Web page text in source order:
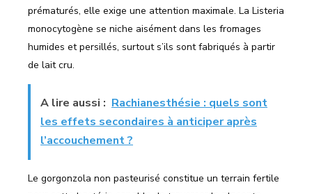
prématurés, elle exige une attention maximale. La Listeria
monocytogène se niche aisément dans les fromages
humides et persillés, surtout s’ils sont fabriqués à partir
de lait cru.
A lire aussi : Rachianesthésie : quels sont
les effets secondaires à anticiper après
l’accouchement ?
Le gorgonzola non pasteurisé constitue un terrain fertile